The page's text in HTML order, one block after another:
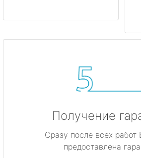
Получение
Сразу после всех работ
предоставлена